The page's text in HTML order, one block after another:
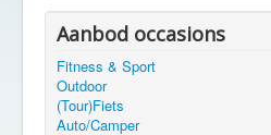
Aanbod occasions
Fitness & Sport
Outdoor
(Tour)Fiets
Auto/Camper